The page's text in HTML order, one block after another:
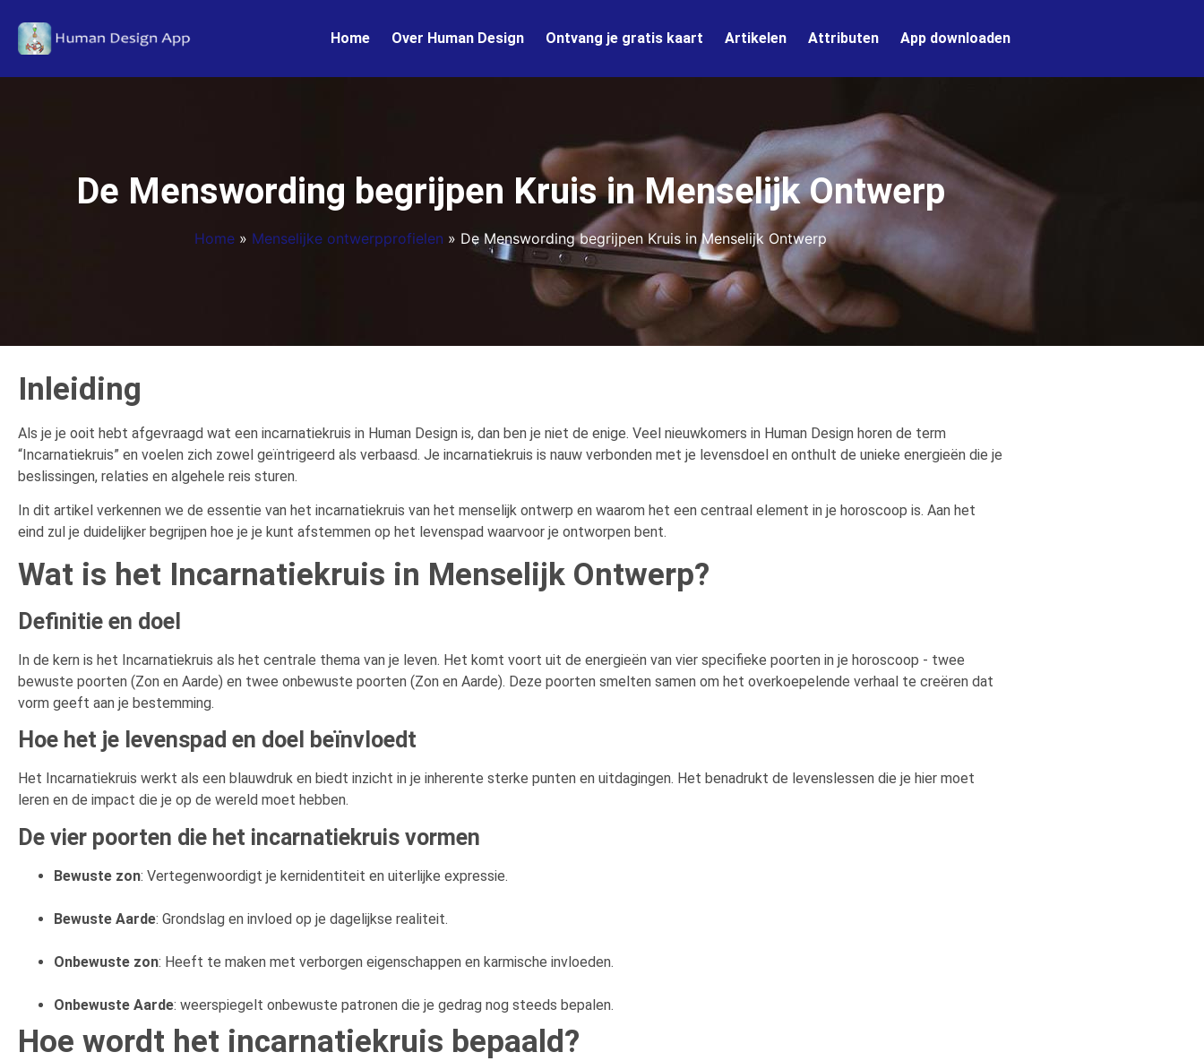
Home Over Human Design Ontvang je gratis kaart Artikelen Attributen App downloaden
De Menswording begrijpen Kruis in Menselijk Ontwerp
Home » Menselijke ontwerpprofielen » De Menswording begrijpen Kruis in Menselijk Ontwerp
Inleiding
Als je je ooit hebt afgevraagd wat een incarnatiekruis in Human Design is, dan ben je niet de enige. Veel nieuwkomers in Human Design horen de term
“Incarnatiekruis” en voelen zich zowel geïntrigeerd als verbaasd. Je incarnatiekruis is nauw verbonden met je levensdoel en onthult de unieke energieën die je
beslissingen, relaties en algehele reis sturen.
In dit artikel verkennen we de essentie van het incarnatiekruis van het menselijk ontwerp en waarom het een centraal element in je horoscoop is. Aan het
eind zul je duidelijker begrijpen hoe je je kunt afstemmen op het levenspad waarvoor je ontworpen bent.
Wat is het Incarnatiekruis in Menselijk Ontwerp?
Definitie en doel
In de kern is het Incarnatiekruis als het centrale thema van je leven. Het komt voort uit de energieën van vier specifieke poorten in je horoscoop - twee
bewuste poorten (Zon en Aarde) en twee onbewuste poorten (Zon en Aarde). Deze poorten smelten samen om het overkoepelende verhaal te creëren dat
vorm geeft aan je bestemming.
Hoe het je levenspad en doel beïnvloedt
Het Incarnatiekruis werkt als een blauwdruk en biedt inzicht in je inherente sterke punten en uitdagingen. Het benadrukt de levenslessen die je hier moet
leren en de impact die je op de wereld moet hebben.
De vier poorten die het incarnatiekruis vormen
Bewuste zon: Vertegenwoordigt je kernidentiteit en uiterlijke expressie.
Bewuste Aarde: Grondslag en invloed op je dagelijkse realiteit.
Onbewuste zon: Heeft te maken met verborgen eigenschappen en karmische invloeden.
Onbewuste Aarde: weerspiegelt onbewuste patronen die je gedrag nog steeds bepalen.
Hoe wordt het incarnatiekruis bepaald?